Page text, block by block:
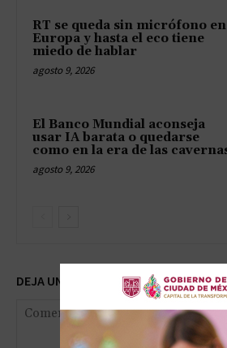
RT se queda sin micrófono en
Europa y hasta el eco tiene
miedo de hablar
agosto 9, 2026
El Banco Mundial aconseja
usar IA barata o quedarse
como en la era de las
agosto 9, 2026
DEJA UNA RESPUESTA